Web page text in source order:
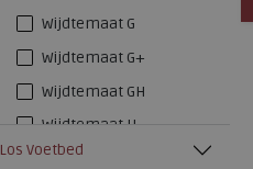
Wijdtemaat G
Wijdtemaat G+
Wijdtemaat GH
Wijdtemaat H
Wijdtemaat H+
Los Voetbed